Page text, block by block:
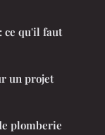
ce qu'il faut
un projet
plomberie